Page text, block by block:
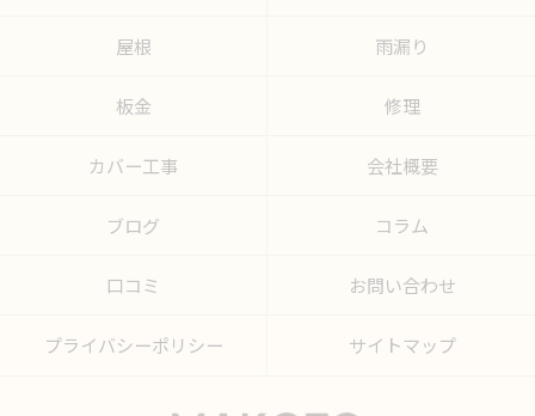
屋根 雨漏り
板金 修理
カバー工事 会社概要
ブログ コラム
口コミ お問い合わせ
プライバシーポリシー サイトマップ